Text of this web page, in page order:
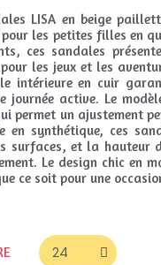
LISA en beige
les petites filles en
ces sandales
les jeux et les
intérieure en cuir
journée active. Le
permet un ajustement
en synthétique, ces
surfaces, et la hauteur
Le design chic en
ce soit pour une